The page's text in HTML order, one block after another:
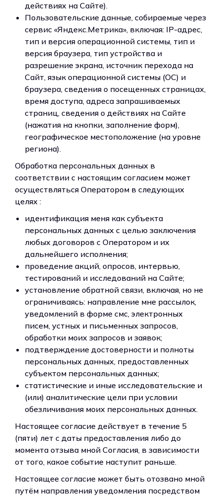
действиях на Сайте).
Пользовательские данные, собираемые через
сервис «Яндекс.Метрика», включая: IP-адрес,
тип и версия операционной системы, тип и
версия браузера, тип устройства и
разрешение экрана, источник перехода на
Сайт, язык операционной системы (ОС) и
браузера, сведения о посещенных страницах,
время доступа, адреса запрашиваемых
страниц, сведения о действиях на Сайте
(нажатия на кнопки, заполнение форм),
географическое местоположение (на уровне
региона).
Обработка персональных данных в
соответствии с настоящим согласием может
осуществляться Оператором в следующих
целях :
идентификация меня как субъекта
персональных данных с целью заключения
любых договоров с Оператором и их
дальнейшего исполнения;
проведение акций, опросов, интервью,
тестирований и исследований на Сайте;
установление обратной связи, включая, но не
ограничиваясь: направление мне рассылок,
уведомлений в форме смс, электронных
писем, устных и письменных запросов,
обработки моих запросов и заявок;
подтверждение достоверности и полноты
персональных данных, предоставленных
субъектом персональных данных;
статистические и иные исследовательские и
(или) аналитические цели при условии
обезличивания моих персональных данных.
Настоящее согласие действует в течение 5
(пяти) лет с даты предоставления либо до
момента отзыва мной Согласия, в зависимости
от того, какое событие наступит раньше.
Настоящее согласие может быть отозвано мной
путём направления уведомления посредством